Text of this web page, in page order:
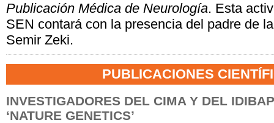
Publicación Médica de Neurología. Esta
SEN contará con la presencia del padre de
Semir Zeki.
PUBLICACIONES
INVESTIGADORES DEL CIMA Y DEL
‘NATURE GENETICS’